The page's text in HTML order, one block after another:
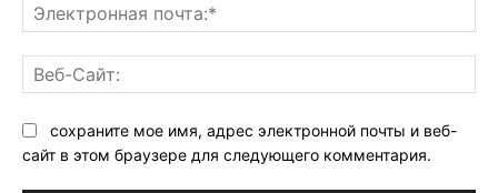
сохраните мое имя, адрес электронной почты и веб-
сайт в этом браузере для следующего комментария.